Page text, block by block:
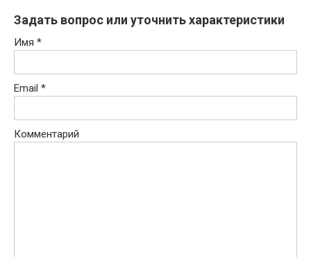
Задать вопрос или уточнить характеристики
Имя *
Email *
Комментарий